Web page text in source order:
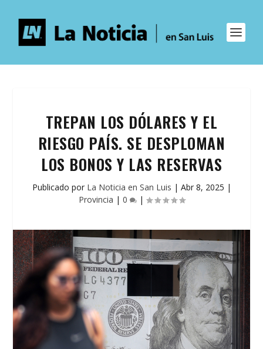
TREPAN LOS DÓLARES Y EL
RIESGO PAÍS. SE DESPLOMAN
LOS BONOS Y LAS RESERVAS
Publicado por La Noticia en San Luis | Abr 8, 2025 |
Provincia | 0 |